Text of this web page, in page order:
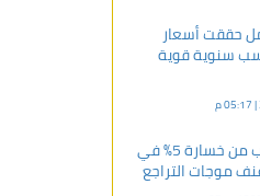
حققت أسعار
سنوية قوية
الذهب يقترب من خسارة 5% في
موجات التراجع